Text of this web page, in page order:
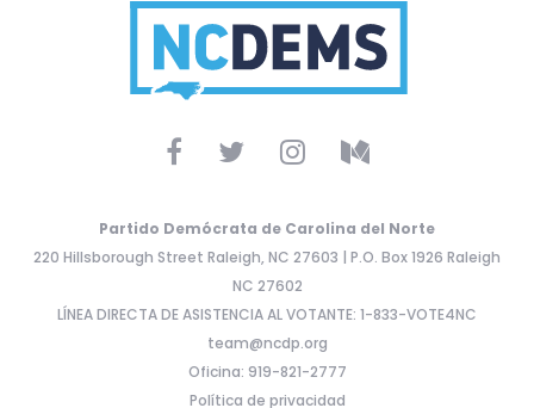
Partido Demócrata de Carolina del Norte
220 Hillsborough Street Raleigh, NC 27603 | P.O. Box 1926 Raleigh
NC 27602
LÍNEA DIRECTA DE ASISTENCIA AL VOTANTE: 1-833-VOTE4NC
team@ncdp.org
Oficina: 919-821-2777
Política de privacidad